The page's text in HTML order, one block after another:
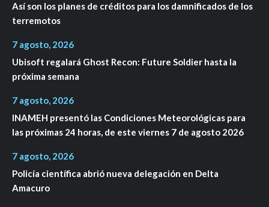
Así son los planes de créditos para los damnificados de los
terremotos
7 agosto, 2026
Ubisoft regalará Ghost Recon: Future Soldier hasta la
próxima semana
7 agosto, 2026
INAMEH presentó las Condiciones Meteorológicas para
las próximas 24 horas, de este viernes 7 de agosto 2026
7 agosto, 2026
Policía científica abrió nueva delegación en Delta
Amacuro